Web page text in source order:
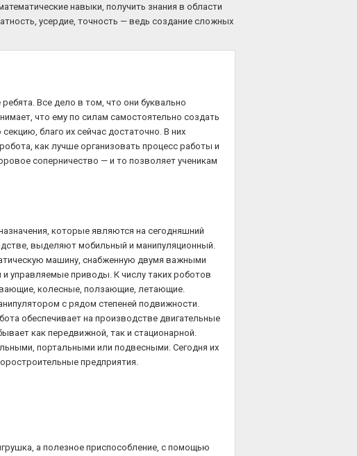
навыки, получить знания в области
усердие, точность — ведь создание сложных
Все дело в том, что они буквально
что ему по силам самостоятельно создать
благо их сейчас достаточно. В них
как лучше организовать процесс работы и
соперничество — и то позволяет ученикам
которые являются на сегодняшний
выделяют мобильный и манипуляционный.
машину, снабженную двумя важными
управляемые приводы. К числу таких роботов
колесные, ползающие, летающие.
с рядом степеней подвижности.
обеспечивает на производстве двигательные
как передвижной, так и стационарной.
портальными или подвесными. Сегодня их
предприятия.
а полезное приспособление, с помощью